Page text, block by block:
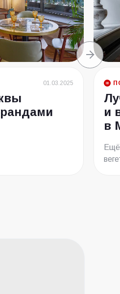
01.03.2025
и
в
Ещё